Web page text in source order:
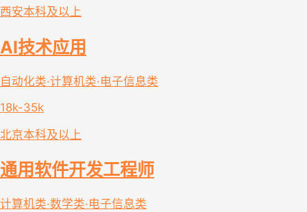
西安本科及以上
AI技术应用
自动化类·计算机类·电子信息类
18k-35k
北京本科及以上
通用软件开发工程师
计算机类·数学类·电子信息类